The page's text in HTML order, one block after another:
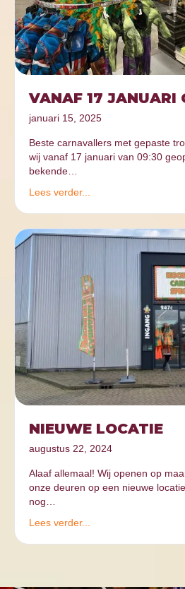
VANAF 17 JANUARI
januari 15, 2025
Beste carnavallers met gepaste
wij vanaf 17 januari van 09:30
bekende…
Lees verder...
NIEUWE LOCATIE
augustus 22, 2024
Alaaf allemaal! Wij openen op
onze deuren op een nieuwe
nog…
Lees verder...